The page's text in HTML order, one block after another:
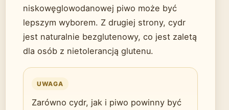
niskowęglowodanowej piwo może być
lepszym wyborem. Z drugiej strony, cydr
jest naturalnie bezglutenowy, co jest zaletą
dla osób z nietolerancją glutenu.
UWAGA
Zarówno cydr, jak i piwo powinny być